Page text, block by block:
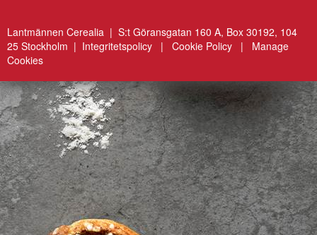
Lantmännen Cerealia | S:t Göransgatan 160 A, Box 30192, 104
25 Stockholm | Integritetspolicy | Cookie Policy | Manage
Cookies